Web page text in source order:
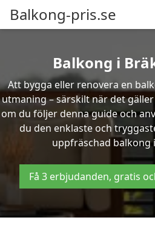
Balkong-pris.se
Balkong i
Att bygga eller renovera en
utmaning – särskilt när det
om du följer denna guide och
du den enklaste och
uppfräschad balkong
Få 3 erbjudanden, gratis